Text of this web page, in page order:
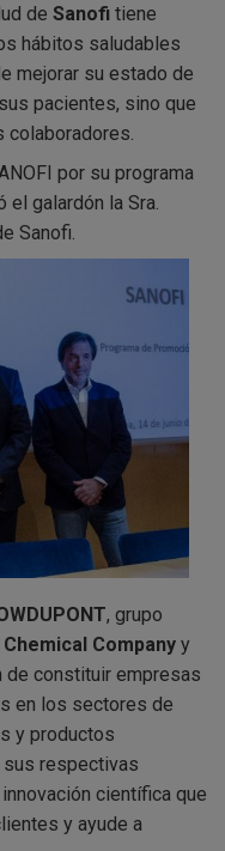
de Sanofi tiene
hábitos saludables
mejorar su estado de
pacientes, sino que
colaboradores.
por su programa
el galardón la Sra.
Sanofi.
, grupo
Company y
de constituir empresas
en los sectores de
y productos
respectivas
científica que
y ayude a